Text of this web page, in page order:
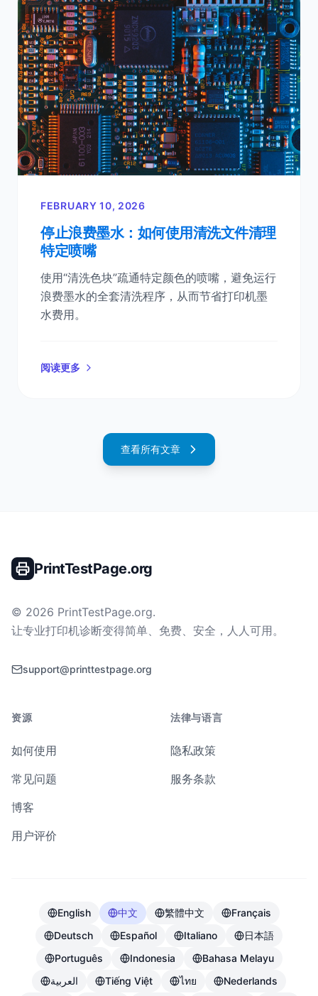
FEBRUARY 10, 2026
停止浪费墨水：如何使用清洗文件清理
特定喷嘴
使用“清洗色块”疏通特定颜色的喷嘴，避免运行
浪费墨水的全套清洗程序，从而节省打印机墨
水费用。
阅读更多
查看所有文章
PrintTestPage.org
© 2026 PrintTestPage.org.
让专业打印机诊断变得简单、免费、安全，人人可用。
support@printtestpage.org
资源
如何使用
常见问题
博客
用户评价
法律与语言
隐私政策
服务条款
English 中文 繁體中文
Français
Deutsch
Español Italiano
日本語
Português
Indonesia
Bahasa Melayu
العربية
Tiếng Việt ไทย Nederlands